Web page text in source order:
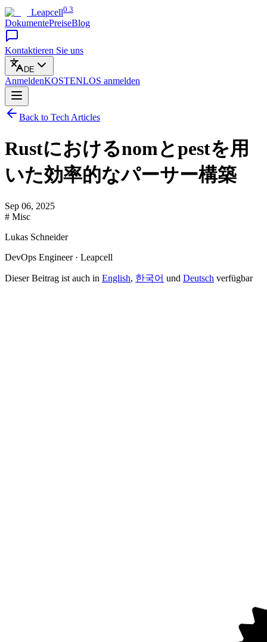
Leapcell0.3
DokumentePreiseBlog
Kontaktieren Sie uns
DE
AnmeldenKOSTENLOS anmelden
Back to Tech Articles
Rustにおけるnomとpestを用
いた効率的なパーサー構築
Sep 06, 2025
# Misc
Lukas Schneider
DevOps Engineer · Leapcell
Dieser Beitrag ist auch in English, 한국어 und Deutsch verfügbar